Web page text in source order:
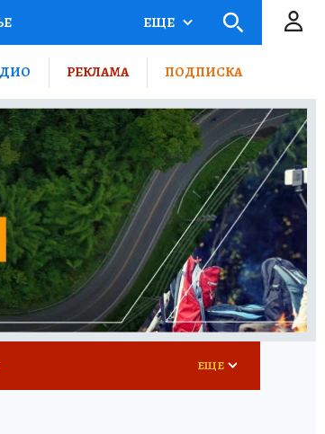
ТУРИЗМ
ВСЕ О КП
ЕЩЕ
РЕКЛАМА ПОДПИСКА
ЕЩЕ